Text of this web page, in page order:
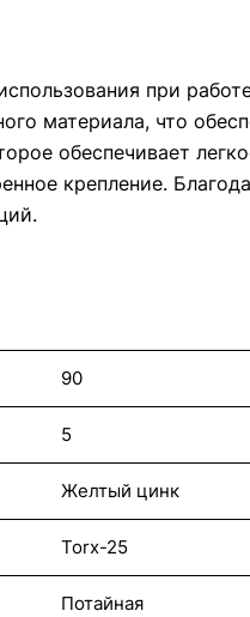
при
материала, что
обеспечивает
крепление.
90
5
Желтый цинк
Torx-25
Потайная